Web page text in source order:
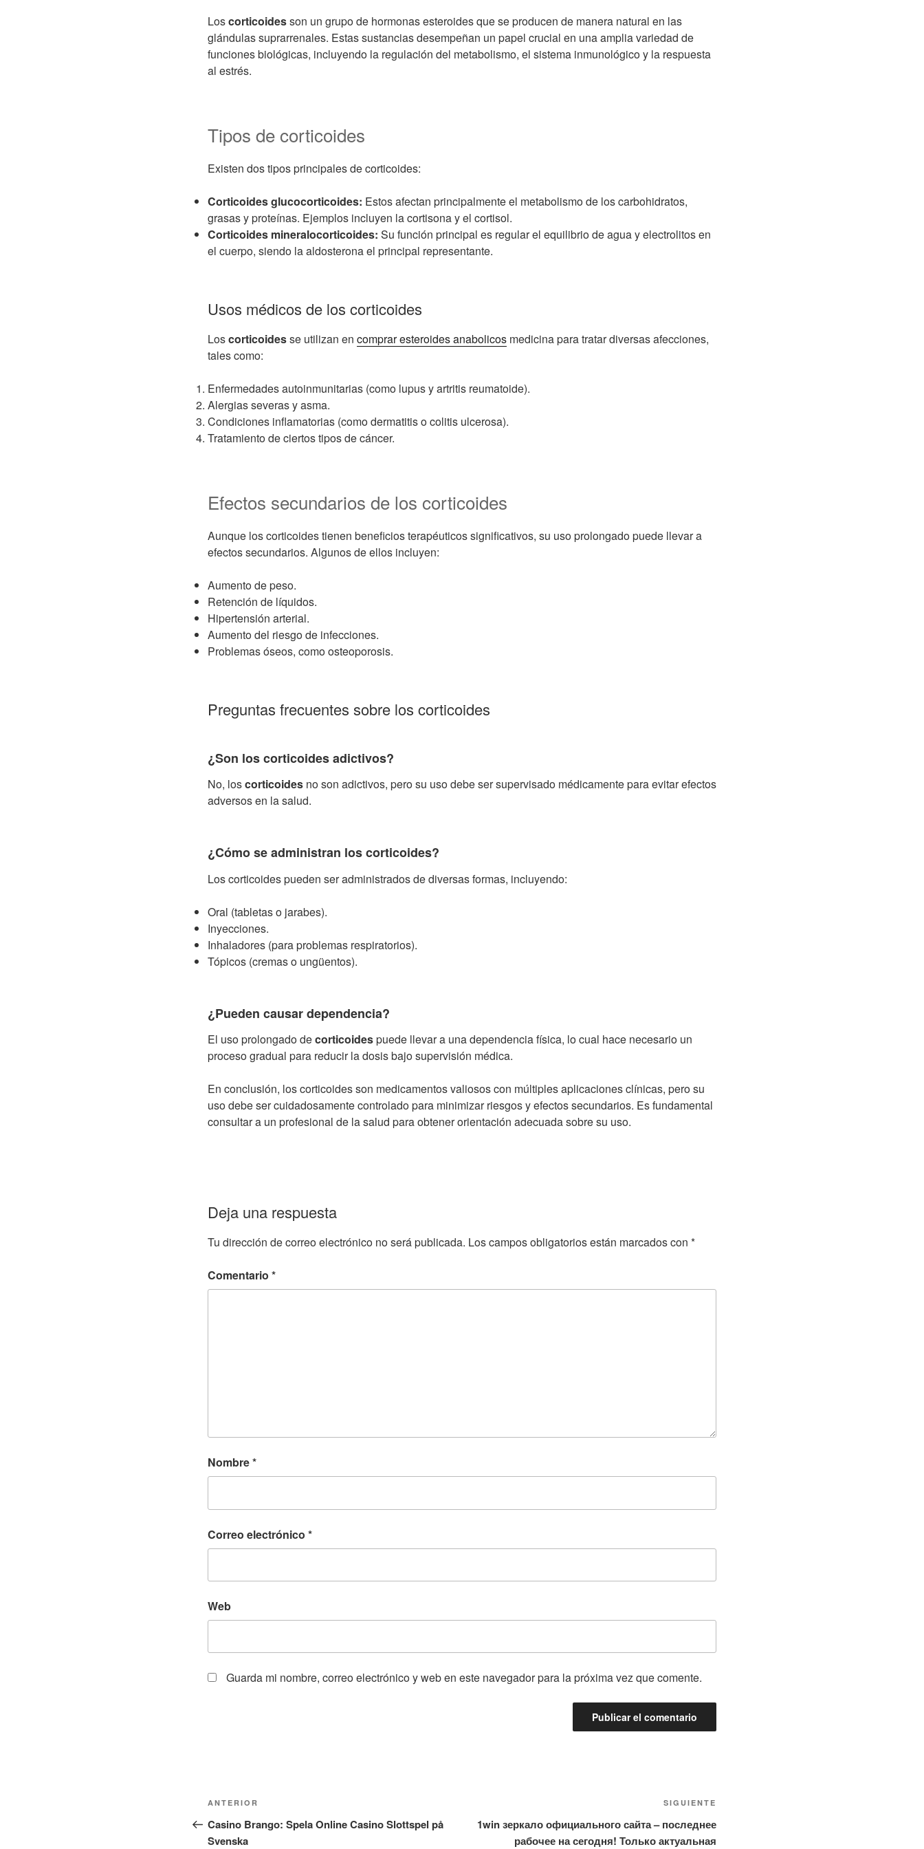
Loscorticoidesson un grupo de hormonas esteroides que se producen de manera natural en las
glándulas suprarrenales. Estas sustancias desempeñan un papel crucial en una amplia variedad de
funciones biológicas, incluyendo la regulación del metabolismo, el sistema inmunológico y la respuesta
al estrés.
Tipos de corticoides
Existen dos tipos principales de corticoides:
Corticoides glucocorticoides: Estos afectan principalmente el metabolismo de los carbohidratos,
grasas y proteínas. Ejemplos incluyen la cortisona y el cortisol.
Corticoides mineralocorticoides: Su función principal es regular el equilibrio de agua y electrolitos en
el cuerpo, siendo la aldosterona el principal representante.
Usos médicos de los corticoides
Loscorticoidesse utilizan en comprar esteroides anabolicos medicina para tratar diversas afecciones,
tales como:
Enfermedades autoinmunitarias (como lupus y artritis reumatoide).
Alergias severas y asma.
Condiciones inflamatorias (como dermatitis o colitis ulcerosa).
Tratamiento de ciertos tipos de cáncer.
Efectos secundarios de los corticoides
Aunque los corticoides tienen beneficios terapéuticos significativos, su uso prolongado puede llevar a
efectos secundarios. Algunos de ellos incluyen:
Aumento de peso.
Retención de líquidos.
Hipertensión arterial.
Aumento del riesgo de infecciones.
Problemas óseos, como osteoporosis.
Preguntas frecuentes sobre los corticoides
¿Son los corticoides adictivos?
No, loscorticoides no son adictivos, pero su uso debe ser supervisado médicamente para evitar efectos
adversos en la salud.
¿Cómo se administran los corticoides?
Los corticoides pueden ser administrados de diversas formas, incluyendo:
Oral (tabletas o jarabes).
Inyecciones.
Inhaladores (para problemas respiratorios).
Tópicos (cremas o ungüentos).
¿Pueden causar dependencia?
El uso prolongado decorticoidespuede llevar a una dependencia física, lo cual hace necesario un
proceso gradual para reducir la dosis bajo supervisión médica.
En conclusión, los corticoides son medicamentos valiosos con múltiples aplicaciones clínicas, pero su
uso debe ser cuidadosamente controlado para minimizar riesgos y efectos secundarios. Es fundamental
consultar a un profesional de la salud para obtener orientación adecuada sobre su uso.
Deja una respuesta
Tu dirección de correo electrónico no será publicada. Los campos obligatorios están marcados con *
Comentario *
Nombre*
Correo electrónico *
Web
Guarda mi nombre, correo electrónico y web en este navegador para la próxima vez que comente.
ANTERIOR
Casino Brango: Spela Online Casino Slottspel på
Svenska
SIGUIENTE
1win зеркало официального сайта – последнее
рабочее на сегодня! Только актуальная